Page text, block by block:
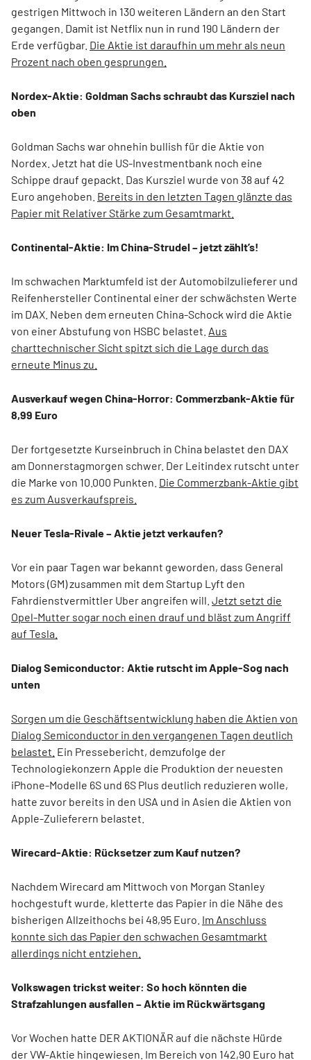
gestrigen Mittwoch in 130 weiteren Ländern an den Start
gegangen. Damit ist Netflix nun in rund 190 Ländern der
Erde verfügbar. Die Aktie ist daraufhin um mehr als neun
Prozent nach oben gesprungen.
Nordex-Aktie: Goldman Sachs schraubt das Kursziel nach
oben
Goldman Sachs war ohnehin bullish für die Aktie von
Nordex. Jetzt hat die US-Investmentbank noch eine
Schippe drauf gepackt. Das Kursziel wurde von 38 auf 42
Euro angehoben. Bereits in den letzten Tagen glänzte das
Papier mit Relativer Stärke zum Gesamtmarkt.
Continental-Aktie: Im China-Strudel – jetzt zählt’s!
Im schwachen Marktumfeld ist der Automobilzulieferer und
Reifenhersteller Continental einer der schwächsten Werte
im DAX. Neben dem erneuten China-Schock wird die Aktie
von einer Abstufung von HSBC belastet. Aus
charttechnischer Sicht spitzt sich die Lage durch das
erneute Minus zu.
Ausverkauf wegen China-Horror: Commerzbank-Aktie für
8,99 Euro
Der fortgesetzte Kurseinbruch in China belastet den DAX
am Donnerstagmorgen schwer. Der Leitindex rutscht unter
die Marke von 10.000 Punkten. Die Commerzbank-Aktie gibt
es zum Ausverkaufspreis.
Neuer Tesla-Rivale – Aktie jetzt verkaufen?
Vor ein paar Tagen war bekannt geworden, dass General
Motors (GM) zusammen mit dem Startup Lyft den
Fahrdienstvermittler Uber angreifen will. Jetzt setzt die
Opel-Mutter sogar noch einen drauf und bläst zum Angriff
auf Tesla.
Dialog Semiconductor: Aktie rutscht im Apple-Sog nach
unten
Sorgen um die Geschäftsentwicklung haben die Aktien von
Dialog Semiconductor in den vergangenen Tagen deutlich
belastet. Ein Pressebericht, demzufolge der
Technologiekonzern Apple die Produktion der neuesten
iPhone-Modelle 6S und 6S Plus deutlich reduzieren wolle,
hatte zuvor bereits in den USA und in Asien die Aktien von
Apple-Zulieferern belastet.
Wirecard-Aktie: Rücksetzer zum Kauf nutzen?
Nachdem Wirecard am Mittwoch von Morgan Stanley
hochgestuft wurde, kletterte das Papier in die Nähe des
bisherigen Allzeithochs bei 48,95 Euro. Im Anschluss
konnte sich das Papier den schwachen Gesamtmarkt
allerdings nicht entziehen.
Volkswagen trickst weiter: So hoch könnten die
Strafzahlungen ausfallen – Aktie im Rückwärtsgang
Vor Wochen hatte DER AKTIONÄR auf die nächste Hürde
der VW-Aktie hingewiesen. Im Bereich von 142,90 Euro hat